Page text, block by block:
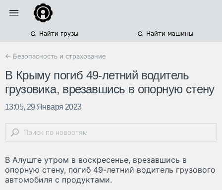
Найти грузы Найти машины
← Безопасность и страхование
В Крыму погиб 49-летний водитель
грузовика, врезавшись в опорную стену
13:05, 29 Января 2023
В Алуште утром в воскресенье, врезавшись в
опорную стену, погиб 49-летний водитель грузового
автомобиля с продуктами.